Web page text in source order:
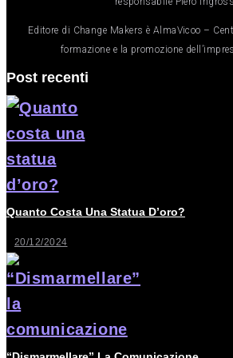
Editore di Change Makers è AlmaVicoo –
formazione e la promozione
Post recenti
Quanto Costa Una Statua D’oro?
20/12/2024